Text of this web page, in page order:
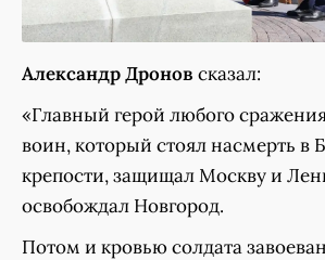
Александр Дронов сказал:
«Главный герой любого
воин, который стоял насмерть в
крепости, защищал Москву и
освобождал Новгород.
Потом и кровью солдата